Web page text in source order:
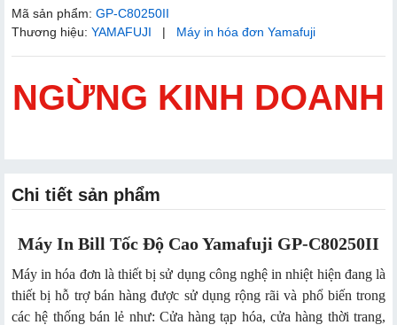
Mã sản phẩm: GP-C80250II
Thương hiệu: YAMAFUJI | Máy in hóa đơn Yamafuji
NGỪNG KINH DOANH
Chi tiết sản phẩm
Máy In Bill Tốc Độ Cao Yamafuji GP-C80250II
Máy in hóa đơn là thiết bị sử dụng công nghệ in nhiệt hiện đang là
thiết bị hỗ trợ bán hàng được sử dụng rộng rãi và phổ biến trong
các hệ thống bán lẻ như: Cửa hàng tạp hóa, cửa hàng thời trang,